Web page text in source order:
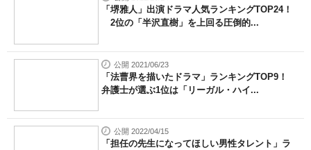
「堺雅人」出演ドラマ人気ランキングTOP24！
2位の「半沢直樹」を上回る圧倒的...
公開 2021/06/23
「法曹界を描いたドラマ」ランキングTOP9！
弁護士が選ぶ1位は「リーガル・ハイ...
公開 2022/04/15
「担任の先生になってほしい男性タレント」ラ